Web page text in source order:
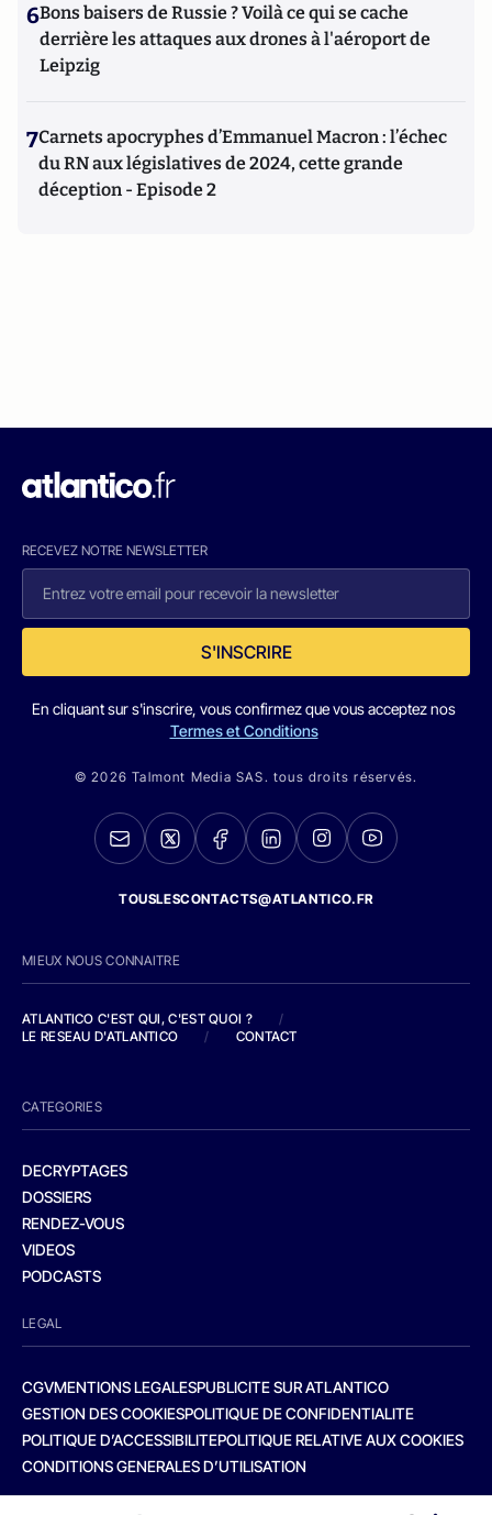
6Bons baisers de Russie ? Voilà ce qui se cache
derrière les attaques aux drones à l'aéroport de
Leipzig
7Carnets apocryphes d’Emmanuel Macron : l’échec
du RN aux législatives de 2024, cette grande
déception - Episode 2
RECEVEZ NOTRE NEWSLETTER
S'INSCRIRE
En cliquant sur s'inscrire, vous confirmez que vous acceptez nos
Termes et Conditions
© 2026 Talmont Media SAS. tous droits réservés.
TOUSLESCONTACTS@ATLANTICO.FR
MIEUX NOUS CONNAITRE
ATLANTICO C'EST QUI, C'EST QUOI ?
/
LE RESEAU D'ATLANTICO
/ CONTACT
CATEGORIES
DECRYPTAGES
DOSSIERS
RENDEZ-VOUS
VIDEOS
PODCASTS
LEGAL
CGVMENTIONS LEGALESPUBLICITE SUR ATLANTICO
GESTION DES COOKIESPOLITIQUE DE CONFIDENTIALITE
POLITIQUE D’ACCESSIBILITEPOLITIQUE RELATIVE AUX COOKIES
CONDITIONS GENERALES D’UTILISATION